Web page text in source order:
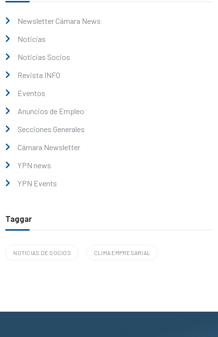
Newsletter Cámara News
Noticias
Noticias Socios
Revista INFO
Eventos
Anuncios de Empleo
Secciones Generales
Cámara Newsletter
YPN news
YPN Events
Taggar
NOTICIAS DE SOCIOS CLIMA EMPRESARIAL